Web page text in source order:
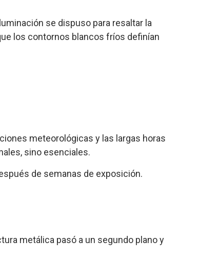
se dispuso para resaltar la
los contornos blancos fríos definían
meteorológicas y las largas horas
sino esenciales.
de semanas de exposición.
metálica pasó a un segundo plano y